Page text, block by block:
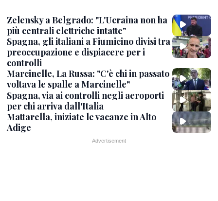
Zelensky a Belgrado: "L'Ucraina non ha
più centrali elettriche intatte"
Spagna, gli italiani a Fiumicino divisi tra
preoccupazione e dispiacere per i
controlli
Marcinelle, La Russa: "C'è chi in passato
voltava le spalle a Marcinelle"
Spagna, via ai controlli negli aeroporti
per chi arriva dall'Italia
Mattarella, iniziate le vacanze in Alto
Adige